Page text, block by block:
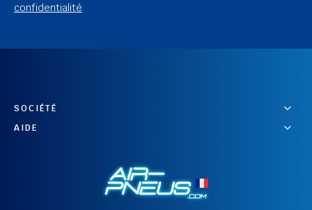
confidentialité
SOCIÉTÉ
AIDE